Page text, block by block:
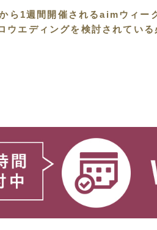
ら1週間開催されるaimウィー
ウエディングを検討されている